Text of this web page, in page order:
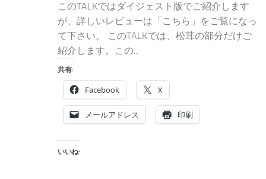
このTALKではダイジェスト版でご紹介します
が、詳しいレビューは「こちら」をご覧になっ
て下さい。 このTALKでは、松茸の部分だけご
紹介します。この...
共有:
Facebook X
メールアドレス 印刷
いいね: